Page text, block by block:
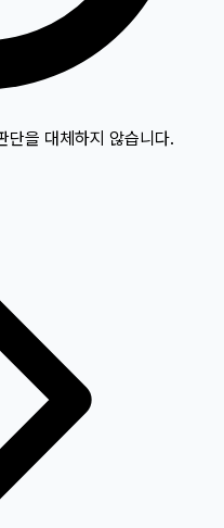
단을 대체하지 않습니다.